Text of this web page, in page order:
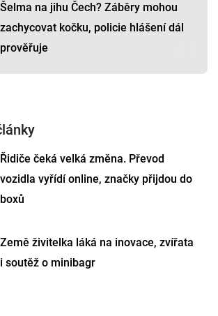
Šelma na jihu Čech? Záběry mohou
zachycovat kočku, policie hlášení dál
prověřuje
Řidiče čeká velká změna. Převod
vozidla vyřídí online, značky přijdou do
boxů
Země živitelka láká na inovace, zvířata
i soutěž o minibagr